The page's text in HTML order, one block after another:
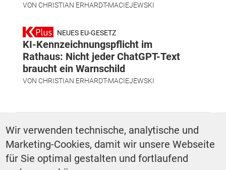
VON CHRISTIAN ERHARDT-MACIEJEWSKI
NEUES EU-GESETZ
KI-Kennzeichnungspflicht im
Rathaus: Nicht jeder ChatGPT-Text
braucht ein Warnschild
VON CHRISTIAN ERHARDT-MACIEJEWSKI
Politik
Wir verwenden technische, analytische und
Marketing-Cookies, damit wir unsere Webseite
für Sie optimal gestalten und fortlaufend